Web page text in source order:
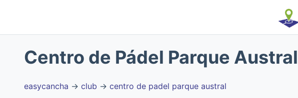
Centro de Pádel Parque Austral
easycancha → club → centro de padel parque austral